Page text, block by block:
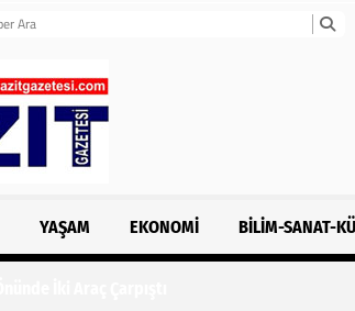
YAŞAM EKONOMI BILIM-SANAT-